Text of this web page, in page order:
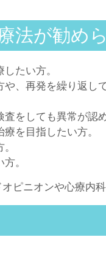
法が勧め
たい方。
、再発を繰り返し
をしても異常が認
を目指したい方。
。
ピニオンや心療内